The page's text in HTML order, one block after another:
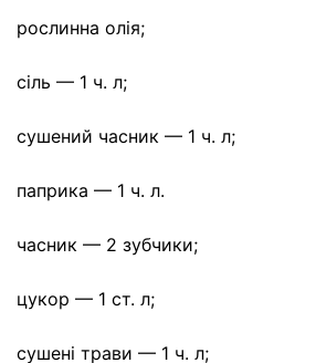
рослинна олія;
сіль — 1 ч. л;
сушений часник — 1 ч. л;
паприка — 1 ч. л.
часник — 2 зубчики;
цукор — 1 ст. л;
сушені трави — 1 ч. л;